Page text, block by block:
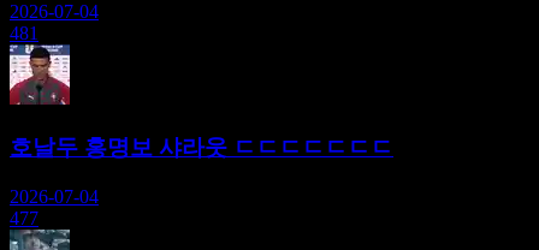
2026-07-04
481
호날두 홍명보 샤라웃 ㄷㄷㄷㄷㄷㄷㄷ
2026-07-04
477